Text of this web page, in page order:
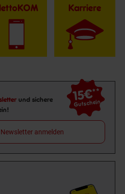
Karriere
und sichere
15€**
Gutschein
anmelden